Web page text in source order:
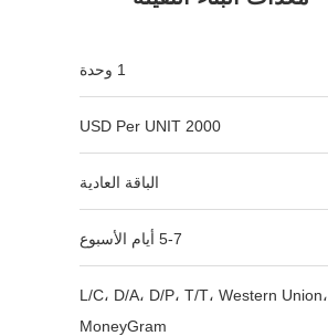
1 وحدة
2000 USD Per UNIT
الباقة العادية
5-7 أيام الأسبوع
L/C، D/A، D/P، T/T، Western Union،
MoneyGram